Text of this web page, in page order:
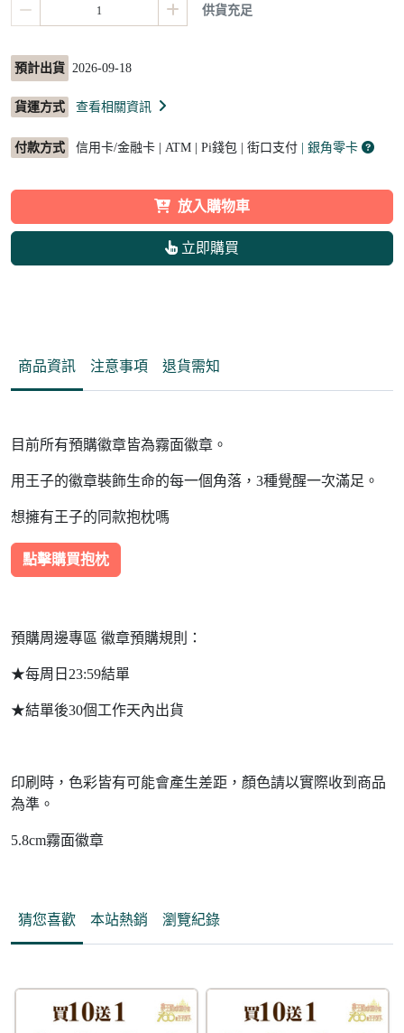
供貨充足
預計出貨 2026-09-18
貨運方式 查看相關資訊
付款方式 信用卡/金融卡 | ATM | Pi錢包 | 街口支付 | 銀角零卡
放入購物車
立即購買
商品資訊 注意事項 退貨需知
目前所有預購徽章皆為霧面徽章。
用王子的徽章裝飾生命的每一個角落，3種覺醒一次滿足。
想擁有王子的同款抱枕嗎
點擊購買抱枕
預購周邊專區 徽章預購規則：
★每周日23:59結單
★結單後30個工作天內出貨
印刷時，色彩皆有可能會產生差距，顏色請以實際收到商品
為準。
5.8cm霧面徽章
猜您喜歡 本站熱銷 瀏覽紀錄